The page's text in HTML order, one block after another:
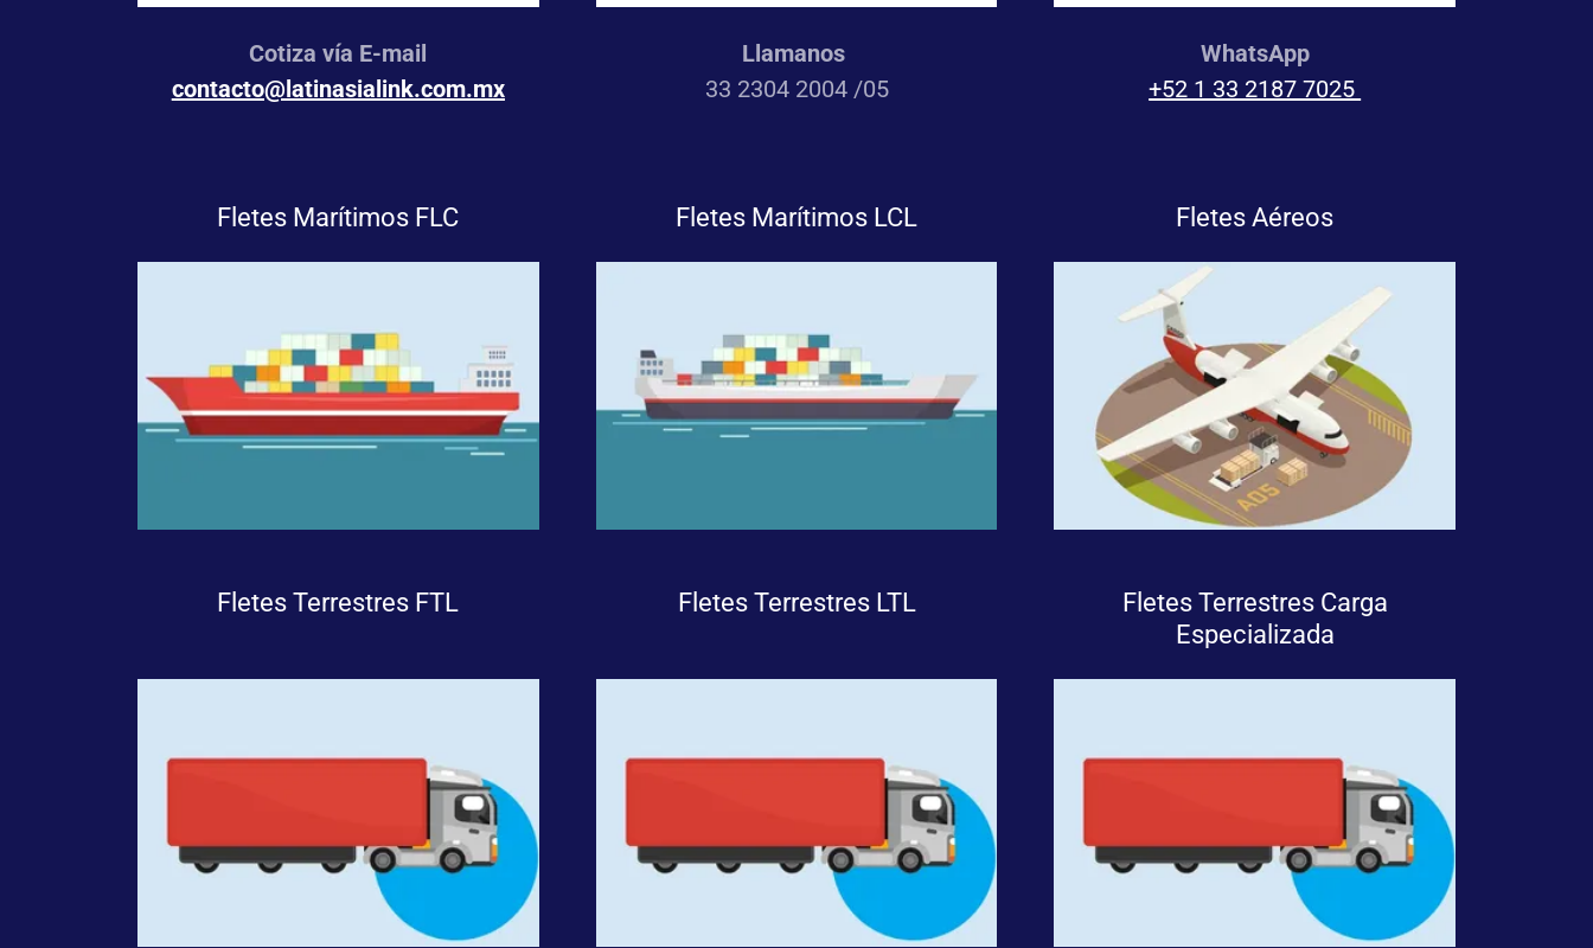
Cotiza vía E-mail
contacto@latinasialink.com.mx
Llamanos
33 2304 2004 /05
WhatsApp
+52 1 33 2187 7025
Fletes Marítimos FLC Fletes Marítimos LCL Fletes Aéreos
Fletes Terrestres FTL Fletes Terrestres LTL
Fletes Terrestres Carga
Especializada